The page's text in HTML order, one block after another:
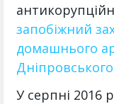
запобіжний
домашнього
У серпні 2016